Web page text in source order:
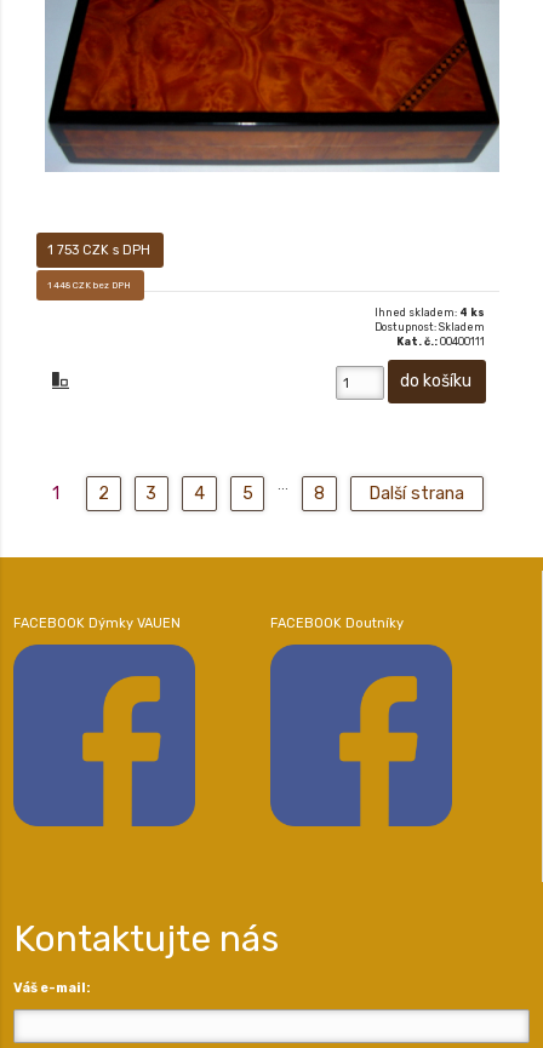
1 753 CZK s DPH
1 448 CZK bez DPH
Ihned skladem: 4 ks
Dostupnost: Skladem
Kat. č.: 00400111
1 2 3 4 5 ... 8 Další strana
FACEBOOK Dýmky VAUEN FACEBOOK Doutníky
Kontaktujte nás
Váš e-mail: